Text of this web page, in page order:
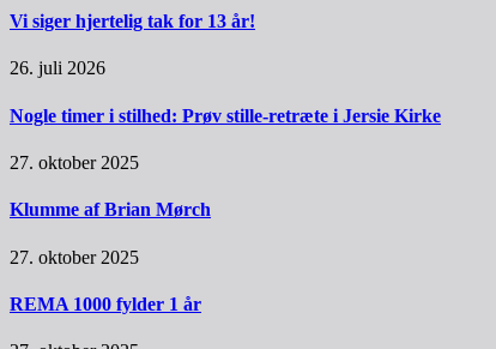
Vi siger hjertelig tak for 13 år!
26. juli 2026
Nogle timer i stilhed: Prøv stille-retræte i Jersie Kirke
27. oktober 2025
Klumme af Brian Mørch
27. oktober 2025
REMA 1000 fylder 1 år